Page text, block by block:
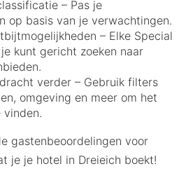
– Pas je
op basis van je verwachtingen.
– Elke Special
kunt gericht zoeken naar
verder – Gebruik filters
omgeving en meer om het
gastenbeoordelingen voor
je je hotel in Dreieich boekt!